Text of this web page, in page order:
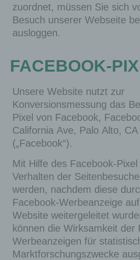
zuordnet, müssen Sie sich
Besuch unserer Webseite
ausloggen.
FACEBOOK-
Unsere Website nutzt zur
Konversionsmessung das
Pixel von Facebook,
California Ave, Palo Alto,
(„Facebook“).
Mit Hilfe des Facebook-
Verhalten der
werden, nachdem diese
Facebook-Werbeanzeige
Website weitergeleitet
können die Wirksamkeit der
Werbeanzeigen für
Marktforschungszwecke